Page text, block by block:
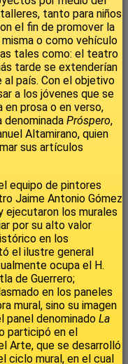
tanto para niños
el fin de promover la
o como vehículo
tales como: el teatro
tarde se extenderían
país. Con el objetivo
a los jóvenes que se
en prosa o en verso,
denominada Próspero,
Altamirano, quien
sus artículos
equipo de pintores
Jaime Antonio Gómez
ejecutaron los murales
por su alto valor
en los
el ilustre general
ocupa el H.
de Guerrero;
en los paneles
mural, sino su imagen
panel denominado La
participó en el
Arte, que se desarrolló
ciclo mural, en el cual